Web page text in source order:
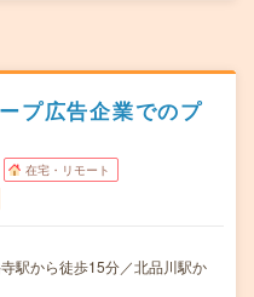
プ広告企業でのプ
在宅・リモート
駅から徒歩15分／北品川駅か